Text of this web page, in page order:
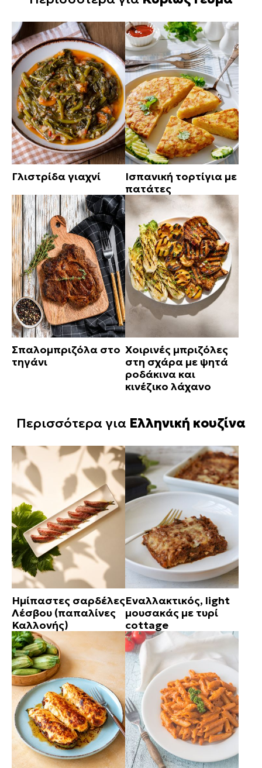
Γλιστρίδα γιαχνί
Ισπανική τορτίγια με
πατάτες
Σπαλομπριζόλα στο
τηγάνι
Χοιρινές μπριζόλες
στη σχάρα με ψητά
ροδάκινα και
κινέζικο λάχανο
Περισσότερα για Ελληνική κουζίνα
Ημίπαστες σαρδέλες
Λέσβου (παπαλίνες
Καλλονής)
Εναλλακτικός, light
μουσακάς με τυρί
cottage